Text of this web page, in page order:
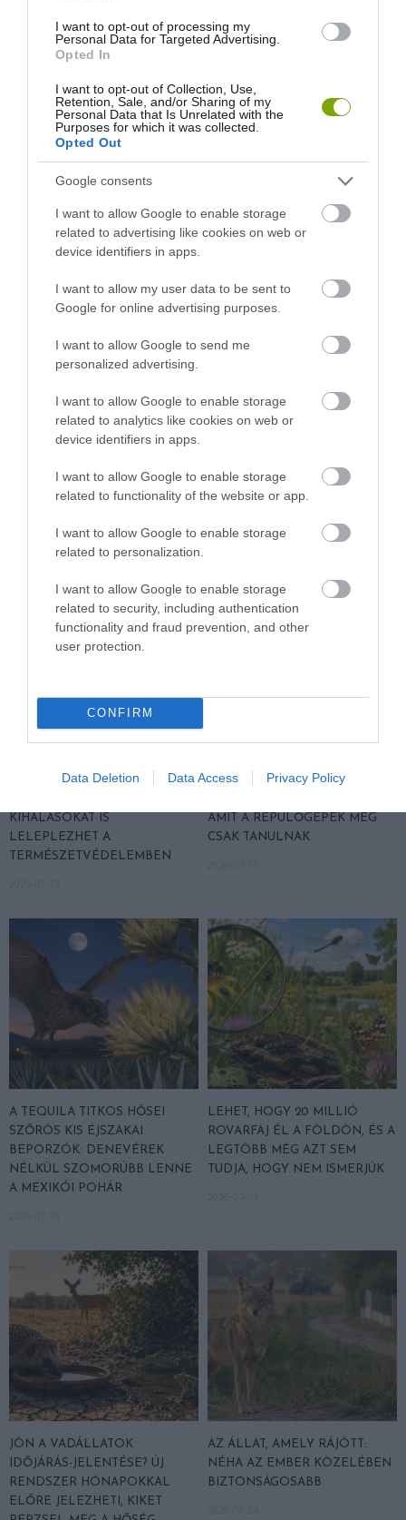
I want to opt-out of processing my
Personal Data for Targeted Advertising.
Opted In
I want to opt-out of Collection, Use,
Retention, Sale, and/or Sharing of my
Personal Data that Is Unrelated with the
Purposes for which it was collected.
Opted Out
Google consents
I want to allow Google to enable storage
related to advertising like cookies on web or
device identifiers in apps.
I want to allow my user data to be sent to
Google for online advertising purposes.
I want to allow Google to send me
personalized advertising.
I want to allow Google to enable storage
related to analytics like cookies on web or
device identifiers in apps.
I want to allow Google to enable storage
related to functionality of the website or app.
I want to allow Google to enable storage
related to personalization.
I want to allow Google to enable storage
related to security, including authentication
functionality and fraud prevention, and other
user protection.
CONFIRM
Data Deletion Data Access Privacy Policy
NEM CSAK A RITKASÁGOK
BAJBAN VANNAK: A
HÉTKÖZNAPI MADARAK ÉS
PILLANGÓK CSENDES
2026-08-03
A TUDÓSOK 262 ÚJ FAJT
NEVEZTEK MEG, ÉS A FÖLD
MEGINT FINOMAN JELEZTE:
ÖTVEN ÉVIG ROSSZ NÉVEN
2026-07-28
MOST MÁR GONDOLKODNI IS
PRÓBÁL: ÍGY SEGÍTHETI AZ AI
A VADÁLLATOK VÉDELMÉT
2026-07-27
AZ AI NEMCSAK KÉPEKET
KIHALÁSOKAT IS
LELEPLEZHET A
TERMÉSZETVÉDELEMBEN
EGY APRÓ SÓLYOM TUD
AMIT A REPÜLŐGÉPEK MÉG
CSAK TANULNAK
A TEQUILA TITKOS HŐSEI
SZŐRÖS KIS ÉJSZAKAI
BEPORZÓK: DENEVÉREK
NÉLKÜL SZOMORÚBB LENNE
A MEXIKÓI POHÁR
LEHET, HOGY 20 MILLIÓ
ROVARFAJ ÉL A FÖLDÖN, ÉS A
LEGTÖBB MÉG AZT SEM
TUDJA, HOGY NEM ISMERJÜK
JÖN A VADÁLLATOK
IDŐJÁRÁS-JELENTÉSE? ÚJ
RENDSZER HÓNAPOKKAL
ELŐRE JELEZHETI, KIKET
AZ ÁLLAT, AMELY RÁJÖTT:
NÉHA AZ EMBER KÖZELÉBEN
BIZTONSÁGOSABB